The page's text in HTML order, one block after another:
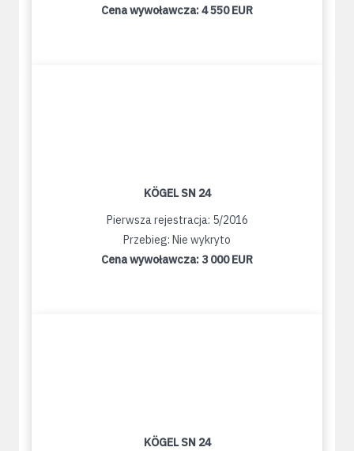
Cena wywoławcza:4 550 EUR
KÖGEL SN 24
Pierwsza rejestracja: 5/2016
Przebieg: Nie wykryto
Cena wywoławcza: 3 000 EUR
KÖGEL SN 24